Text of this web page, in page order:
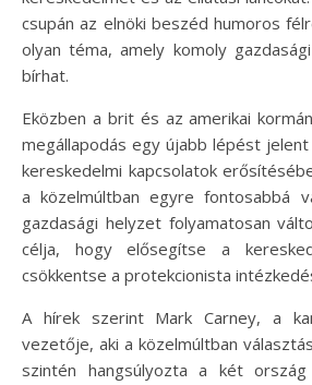
csupán az elnöki beszéd humoros
olyan téma, amely komoly
bírhat.
Eközben a brit és az amerikai
megállapodás egy újabb lépést
kereskedelmi kapcsolatok
a közelmúltban egyre fontosabbá
gazdasági helyzet folyamatosan
célja, hogy elősegítse a
csökkentse a protekcionista
A hírek szerint Mark Carney, a
vezetője, aki a közelmúltban
szintén hangsúlyozta a két